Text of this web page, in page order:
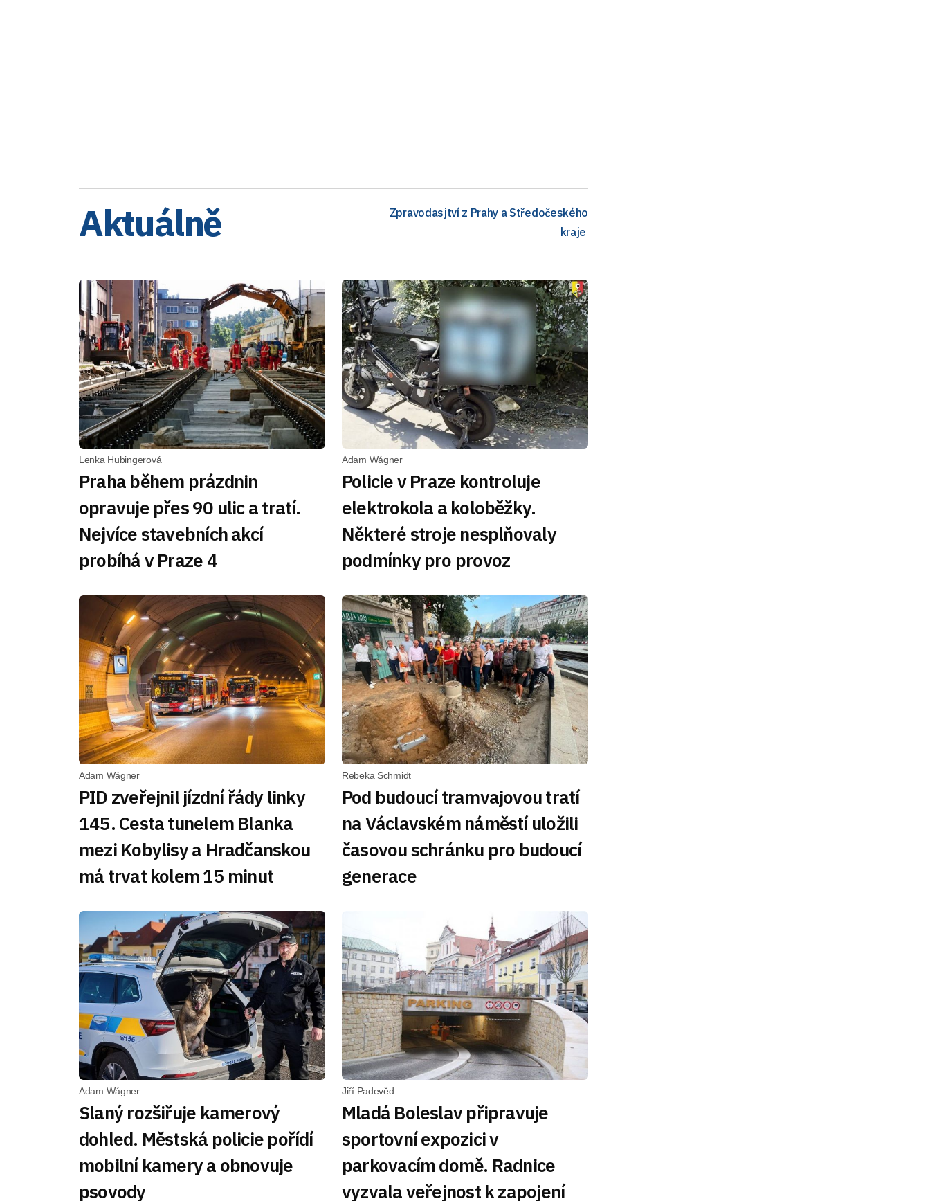
Aktuálně
Zpravodasjtví z Prahy a Středočeského
kraje
Lenka Hubingerová
Praha během prázdnin
opravuje přes 90 ulic a tratí.
Nejvíce stavebních akcí
probíhá v Praze 4
Adam Wágner
Policie v Praze kontroluje
elektrokola a koloběžky.
Některé stroje nesplňovaly
podmínky pro provoz
Adam Wágner
PID zveřejnil jízdní řády linky
145. Cesta tunelem Blanka
mezi Kobylisy a Hradčanskou
má trvat kolem 15 minut
Rebeka Schmidt
Pod budoucí tramvajovou tratí
na Václavském náměstí uložili
časovou schránku pro budoucí
generace
Adam Wágner
Slaný rozšiřuje kamerový
dohled. Městská policie pořídí
mobilní kamery a obnovuje
psovody
Jiří Padevěd
Mladá Boleslav připravuje
sportovní expozici v
parkovacím domě. Radnice
vyzvala veřejnost k zapojení